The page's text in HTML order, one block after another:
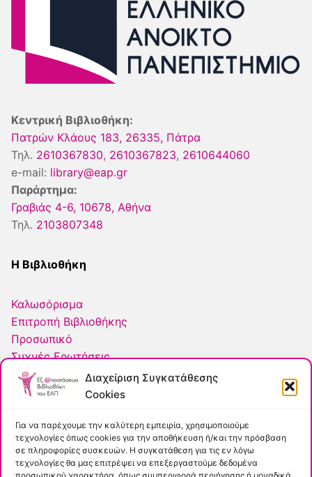
Διαχείριση Συγκατάθεσης
Cookies
Για να παρέχουμε την καλύτερη εμπειρία, χρησιμοποιούμε
τεχνολογίες όπως cookies για την αποθήκευση ή/και την πρόσβαση
σε πληροφορίες συσκευών. Η συγκατάθεση για τις εν λόγω
τεχνολογίες θα μας επιτρέψει να επεξεργαστούμε δεδομένα
Κεντρική Βιβλιοθήκη:
Πατρών Κλάους 183, 26335, Πάτρα
Τηλ. 2610367830, 2610367823, 2610644060
e-mail: library@eap.gr
Παράρτημα:
Γραβιάς 4-6, 10678, Αθήνα
Τηλ. 2103807348
Η Βιβλιοθήκη
Καλωσόρισμα
Επιτροπή Βιβλιοθήκης
Προσωπικό
Συχνές Ερωτήσεις
ΕΛΟΤ
Πολιτική Cookies
Εύκολη Πρόσβαση
Κύριος Κατάλογος